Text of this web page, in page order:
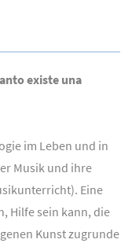
existe una
im Leben und in
Musik und ihre
Eine
Hilfe sein kann, die
Kunst zugrunde